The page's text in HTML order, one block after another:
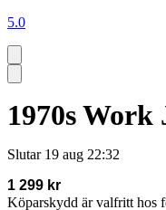
5.0
1970s
Slutar 19 aug 22:32
1 299 kr
Köparskydd är valfritt hos